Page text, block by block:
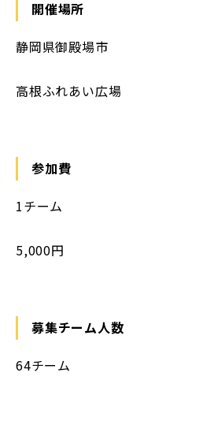
開催場所
静岡県御殿場市
高根ふれあい広場
参加費
1チーム
5,000円
募集チーム人数
64チーム